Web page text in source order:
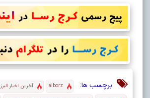
برچسب ها: alborz آخرین اخبار البرز